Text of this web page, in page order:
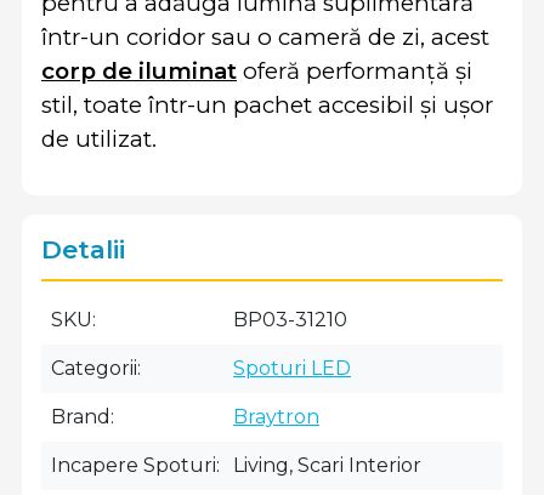
într-un coridor sau o cameră de zi, acest
corp de iluminat oferă performanță și
stil, toate într-un pachet accesibil și ușor
de utilizat.
Detalii
SKU BP03-31210
Categorii Spoturi LED
Brand Braytron
Incapere Spoturi Living, Scari Interior